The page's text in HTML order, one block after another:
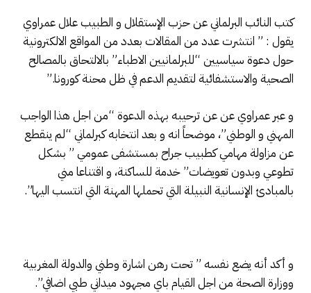
كتب النائب البرلماني عن حزب الإستقلال و الطبيب علال عمراوي
يقول : ” انتشرت عدد من المقالات بعدد من المواقع الالكترونية
حول دعوة سياسيين “للبرلمانيين الاطباء” بالالتحاق بالمصالح
الصحية والاستشفائية لتقديم الدعم في ظل محنة كورونا.”
و عبر عمراوي عن عن ترحيبه بهذه الدعوة “من اجل هذا الواجب
المهني و الوطني”، موضحاً انه و بعد انتخابه كبرلماني “لم ينقطع
عن مزاولة مهامي كطبيب جراح بمستشفى عمومي ” بشكل
تطوعي وبدون تعويضات” خدمة للساكنة، و اقتناعا مني
بالمبادئ الإنسانية النبيلة التي تحملها المهنة التي انتسب اليها”.
و أكد أنه يضع نفسه ” تحت رهن اشارة وطني والدولة المغربية
ووزارة الصحة من اجل القيام باي مجهود ميداني طبي اضافي”.